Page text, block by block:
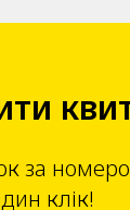
за
клік!